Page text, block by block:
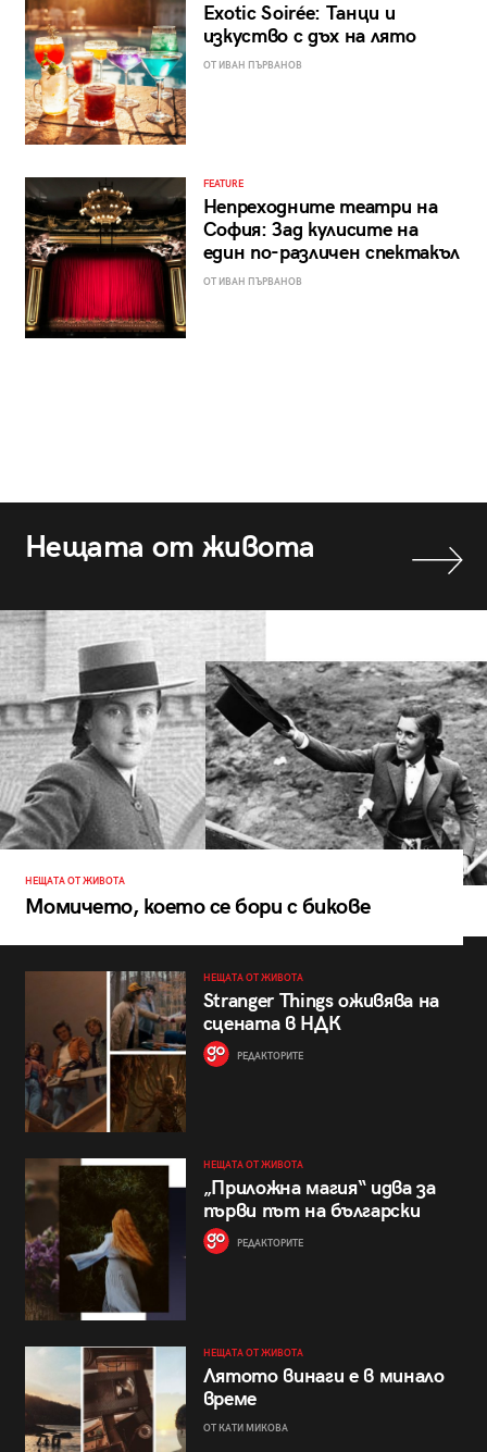
Exotic Soirée: Танци и
изкуство с дъх на лято
ОТ ИВАН ПЪРВАНОВ
FEATURE
Непреходните театри на
София: Зад кулисите на
един по-различен спектакъл
ОТ ИВАН ПЪРВАНОВ
Нещата от живота
НЕЩАТА ОТ ЖИВОТА
Момичето, което се бори с бикове
НЕЩАТА ОТ ЖИВОТА
Stranger Things оживява на
сцената в НДК
РЕДАКТОРИТЕ
НЕЩАТА ОТ ЖИВОТА
„Приложна магия“ идва за
първи път на български
РЕДАКТОРИТЕ
НЕЩАТА ОТ ЖИВОТА
Лятото винаги е в минало
време
ОТ КАТИ МИКОВА